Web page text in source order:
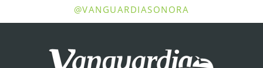
@VANGUARDIASONORA